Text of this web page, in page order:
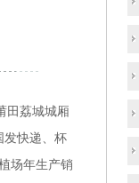
田荔城城厢
发快递、杯
场年生产销